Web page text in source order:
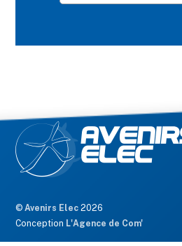
©Avenirs Elec 2026
Conception L'Agence de Com'